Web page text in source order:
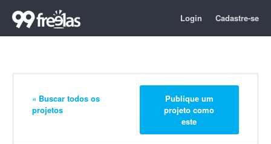
Login Cadastre-se
« Buscar todos os
projetos
Publique um
projeto como
este